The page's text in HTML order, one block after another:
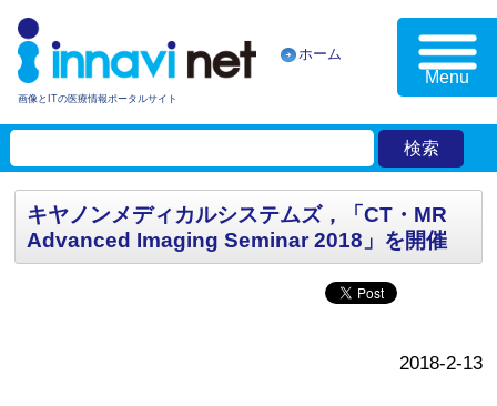
画像とITの医療情報ポータルサイト
ホーム
Menu
キヤノンメディカルシステムズ，「CT・MR
Advanced Imaging Seminar 2018」を開催
2018-2-13